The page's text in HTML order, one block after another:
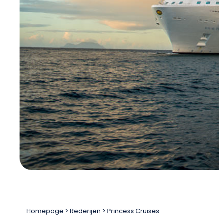
Homepage Rederijen Princess Cruises